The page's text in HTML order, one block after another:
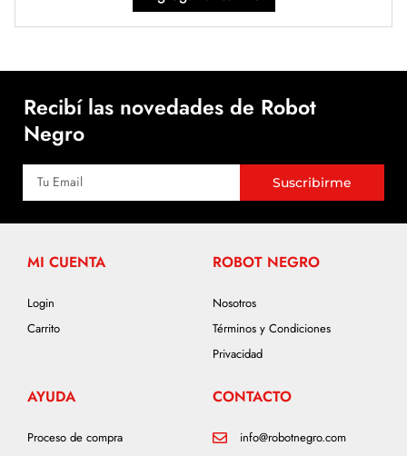
Recibí las novedades de Robot
Negro
Suscribirme
MI CUENTA
Login
Carrito
ROBOT NEGRO
Nosotros
Términos y Condiciones
Privacidad
AYUDA
Proceso de compra
CONTACTO
info@robotnegro.com